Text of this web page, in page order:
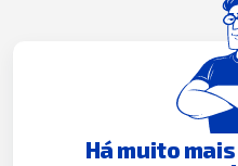
Há muito